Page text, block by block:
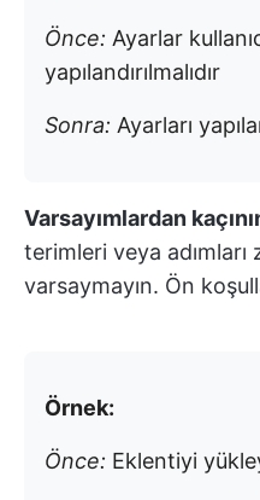
Önce: Ayarlar
yapılandırılmalıdır
Sonra: Ayarları
Varsayımlardan
terimleri veya
varsaymayın. Ön
Örnek:
Önce: Eklentiyi